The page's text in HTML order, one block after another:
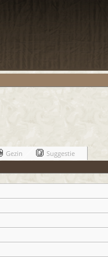
Gezin
Suggestie